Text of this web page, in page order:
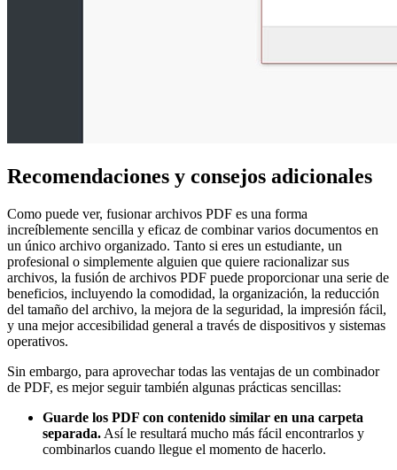
Recomendaciones y consejos adicionales
Como puede ver, fusionar archivos PDF es una forma
increíblemente sencilla y eficaz de combinar varios documentos en
un único archivo organizado. Tanto si eres un estudiante, un
profesional o simplemente alguien que quiere racionalizar sus
archivos, la fusión de archivos PDF puede proporcionar una serie de
beneficios, incluyendo la comodidad, la organización, la reducción
del tamaño del archivo, la mejora de la seguridad, la impresión fácil,
y una mejor accesibilidad general a través de dispositivos y sistemas
operativos.
Sin embargo, para aprovechar todas las ventajas de un combinador
de PDF, es mejor seguir también algunas prácticas sencillas:
Guarde los PDF con contenido similar en una carpeta
separada. Así le resultará mucho más fácil encontrarlos y
combinarlos cuando llegue el momento de hacerlo.